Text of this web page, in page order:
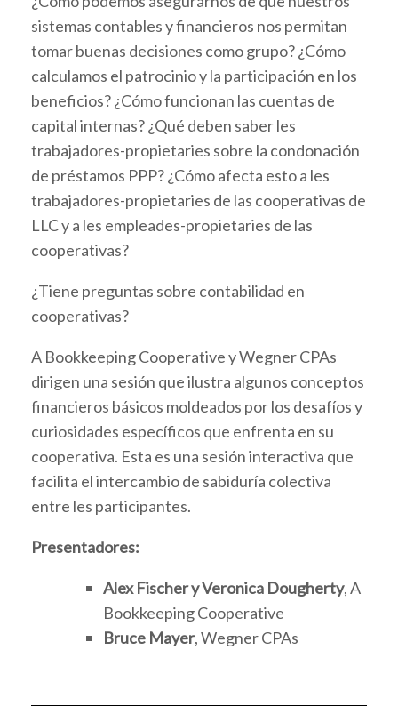
sistemas contables y financieros nos permitan
tomar buenas decisiones como grupo? ¿Cómo
calculamos el patrocinio y la participación en los
beneficios? ¿Cómo funcionan las cuentas de
capital internas? ¿Qué deben saber les
trabajadores-propietaries sobre la condonación
de préstamos PPP? ¿Cómo afecta esto a les
trabajadores-propietaries de las cooperativas de
LLC y a les empleades-propietaries de las
cooperativas?
¿Tiene preguntas sobre contabilidad en
cooperativas?
A Bookkeeping Cooperative y Wegner CPAs
dirigen una sesión que ilustra algunos conceptos
financieros básicos moldeados por los desafíos y
curiosidades específicos que enfrenta en su
cooperativa. Esta es una sesión interactiva que
facilita el intercambio de sabiduría colectiva
entre les participantes.
Presentadores:
Alex Fischer y Veronica Dougherty, A
Bookkeeping Cooperative
Bruce Mayer, Wegner CPAs